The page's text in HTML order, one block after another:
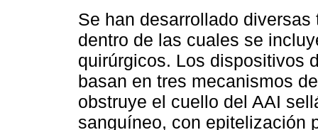
Se han desarrollado
dentro de las cuales se
quirúrgicos. Los dispositivos
basan en tres mecanismos
obstruye el cuello del AAI
sanguíneo, con epitelización